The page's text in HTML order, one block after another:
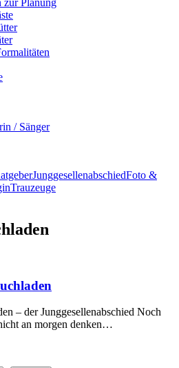
zur Planung
/ Sänger
JunggesellenabschiedFoto &
Trauzeuge
– der Junggesellenabschied Noch
an morgen denken…